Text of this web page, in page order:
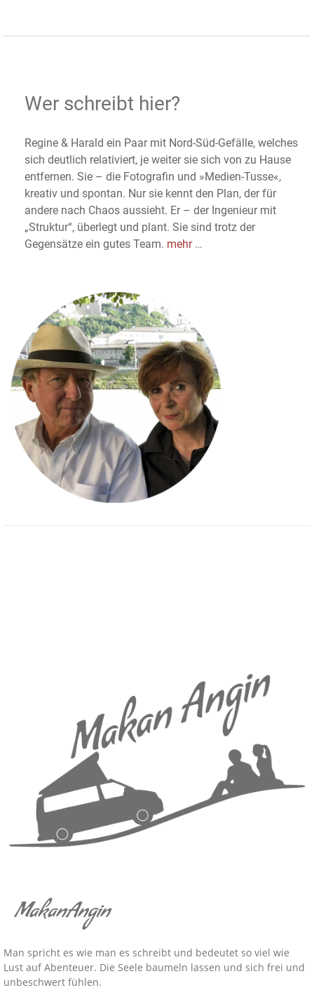
Wer schreibt hier?
Regine & Harald ein Paar mit Nord-Süd-Gefälle, welches
sich deutlich relativiert, je weiter sie sich von zu Hause
entfernen. Sie – die Fotografin und »Medien-Tusse«,
kreativ und spontan. Nur sie kennt den Plan, der für
andere nach Chaos aussieht. Er – der Ingenieur mit
„Struktur“, überlegt und plant. Sie sind trotz der
Gegensätze ein gutes Team. mehr …
MakanAngin
Man spricht es wie man es schreibt und bedeutet so viel wie
Lust auf Abenteuer. Die Seele baumeln lassen und sich frei und
unbeschwert fühlen.